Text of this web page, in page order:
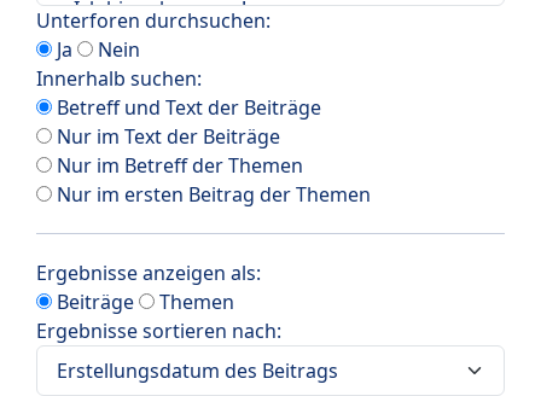
Unterforen durchsuchen:
Ja
Nein
Innerhalb suchen:
Betreff und Text der Beiträge
Nur im Text der Beiträge
Nur im Betreff der Themen
Nur im ersten Beitrag der Themen
Ergebnisse anzeigen als:
Beiträge
Themen
Ergebnisse sortieren nach: